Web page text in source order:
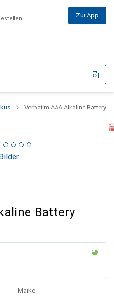
Zur App
Verbatim AAA Alkaline Battery
Battery
Marke